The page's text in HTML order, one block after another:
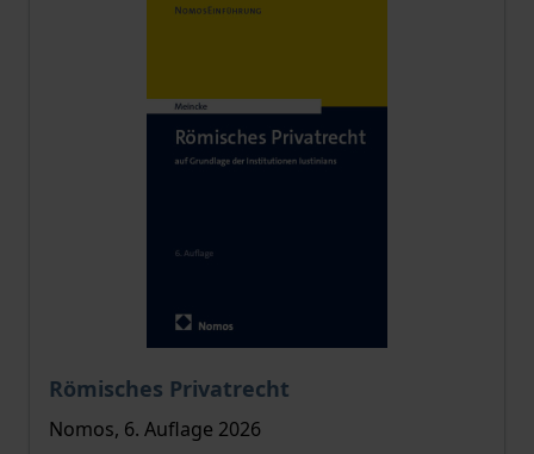
Römisches Privatrecht
Der Preis dieses Titels richtet sich nach der
Nomos, 6. Auflage 2026